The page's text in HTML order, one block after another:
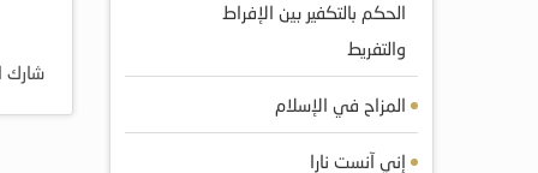
شارك
الحكم بالتكفير بين الإفراط
والتفريط
المزاح في الإسلام
إني آنست نارا